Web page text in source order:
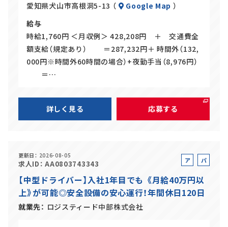
愛知県犬山市高根洞5-13 （
Google Map ）
給与
時給1,760円 ＜月収例＞ 428,208円 ＋ 交通費全
額支給（規定あり） ＝287,232円＋ 時間外（132,
000円※時間外60時間の場合）+夜勤手当（8,976円）
＝…
詳しく見る 応募する
更新日 2026-08-05
求人ID AA0803743343
ア
バ
イ
パ
ト
【中型ドライバー】入社1年目でも 《月給40万円以
上》が可能◎安全設備の安心運行！年間休日120日
就業先 ロジスティード中部株式会社